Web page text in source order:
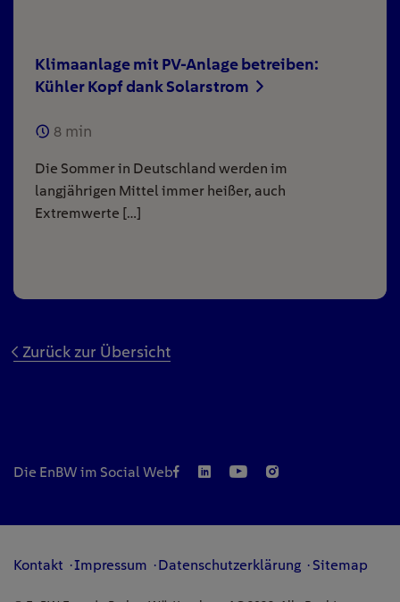
Klimaanlage mit PV-Anlage betreiben:
Kühler Kopf dank Solarstrom
8 min
Die Sommer in Deutschland werden im
langjährigen Mittel immer heißer, auch
Extremwerte […]
Zurück zur Übersicht
Die EnBW im Social Web
Kontakt Impressum Datenschutzerklärung Sitemap